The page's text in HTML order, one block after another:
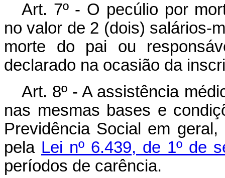
Art. 7º - O pecúlio por
no valor de 2 (dois) salários-
morte do pai ou
declarado na ocasião da
Art. 8º - A assistência
nas mesmas bases e
Previdência Social em
pela Lei nº 6.439, de 1º de
períodos de carência.